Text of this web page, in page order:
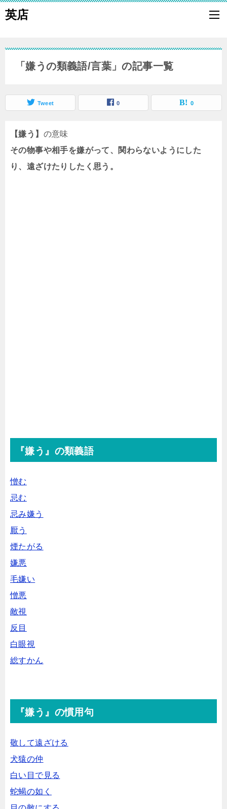
英店
「嫌うの類義語/言葉」の記事一覧
Tweet 0 0
【嫌う】 の意味
その物事や相手を嫌がって、関わらないようにした
り、遠ざけたりしたく思う。
『嫌う』の類義語
憎む
忌む
忌み嫌う
厭う
煙たがる
嫌悪
毛嫌い
憎悪
敵視
反目
白眼視
総すかん
『嫌う』の慣用句
敬して遠ざける
犬猿の仲
白い目で見る
蛇蝎の如く